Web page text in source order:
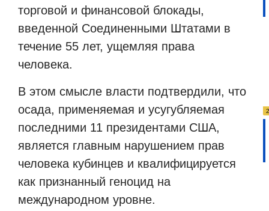
торговой и финансовой блокады,
введенной Соединенными Штатами в
течение 55 лет, ущемляя права
человека.
В этом смысле власти подтвердили, что
осада, применяемая и усугубляемая
последними 11 президентами США,
является главным нарушением прав
человека кубинцев и квалифицируется
как признанный геноцид на
международном уровне.